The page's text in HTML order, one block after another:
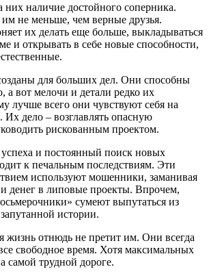
них наличие достойного соперника.
не меньше, чем верные друзья.
их делать еще больше, выкладываться
и открывать в себе новые способности,
для больших дел. Они способны
а вот мелочи и детали редко их
лучше всего они чувствуют себя на
Их дело – возглавлять опасную
рискованным проектом.
и постоянный поиск новых
к печальным последствиям. Эти
используют мошенники, заманивая
денег в липовые проекты. Впрочем,
сумеют выпутаться из
истории.
жизнь отнюдь не претит им. Они всегда
свободное время. Хотя максимальных
самой трудной дороге.